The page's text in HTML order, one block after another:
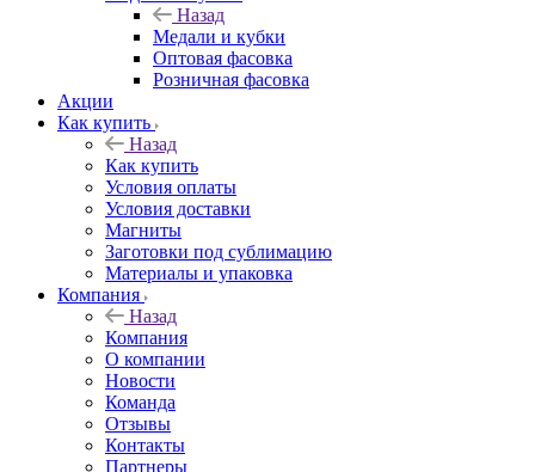
Назад
Медали и кубки
Оптовая фасовка
Розничная фасовка
Акции
Как купить
Назад
Как купить
Условия оплаты
Условия доставки
Магниты
Заготовки под сублимацию
Материалы и упаковка
Компания
Назад
Компания
О компании
Новости
Команда
Отзывы
Контакты
Партнеры